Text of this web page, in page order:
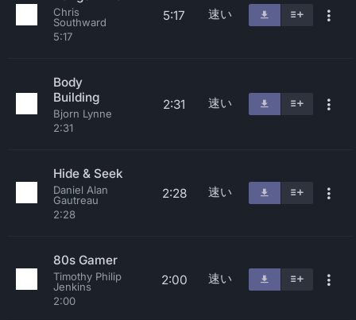
Chris
Southward
5:17
5:17 速い
Body
Building
Bjorn Lynne
2:31
2:31 速い
Hide & Seek
Daniel Alan
Gautreau
2:28
2:28 速い
80s Gamer
Timothy Philip
Jenkins
2:00
2:00 速い